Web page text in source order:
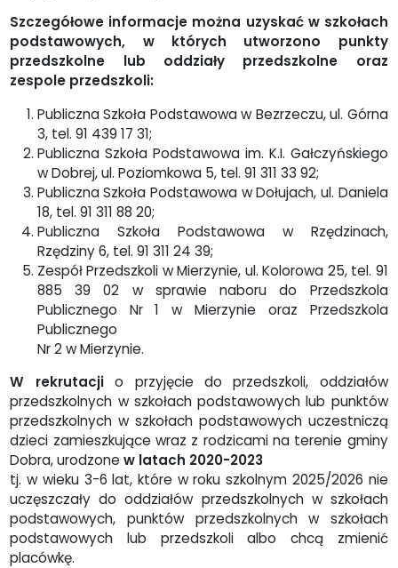
Szczegółowe informacje można uzyskać w szkołach
podstawowych, w których utworzono punkty
przedszkolne lub oddziały przedszkolne oraz
zespole przedszkoli:
Publiczna Szkoła Podstawowa w Bezrzeczu, ul. Górna
3, tel. 91 439 17 31;
Publiczna Szkoła Podstawowa im. K.I. Gałczyńskiego
w Dobrej, ul. Poziomkowa 5, tel. 91 311 33 92;
Publiczna Szkoła Podstawowa w Dołujach, ul. Daniela
18, tel. 91 311 88 20;
Publiczna Szkoła Podstawowa w Rzędzinach,
Rzędziny 6, tel. 91 311 24 39;
Zespół Przedszkoli w Mierzynie, ul. Kolorowa 25, tel. 91
885 39 02 w sprawie naboru do Przedszkola
Publicznego Nr 1 w Mierzynie oraz Przedszkola
Publicznego
Nr 2 w Mierzynie.
W rekrutacjio przyjęcie do przedszkoli, oddziałów
przedszkolnych w szkołach podstawowych lub punktów
przedszkolnych w szkołach podstawowych uczestniczą
dzieci zamieszkujące wraz z rodzicami na terenie gminy
Dobra, urodzonew latach 2020-2023
tj. w wieku 3-6 lat, które w roku szkolnym 2025/2026 nie
uczęszczały do oddziałów przedszkolnych w szkołach
podstawowych, punktów przedszkolnych w szkołach
podstawowych lub przedszkoli albo chcą zmienić
placówkę.